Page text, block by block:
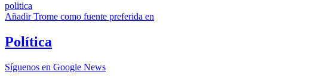
politica
AñadirTrome como fuente preferida en
Política
Síguenos en Google News